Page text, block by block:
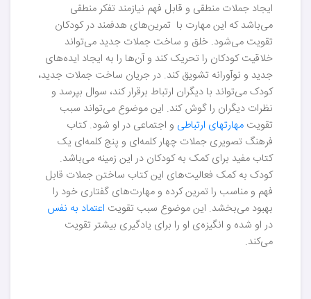
ایجاد جملات منطقی و قابل فهم نیازمند تفکر منطقی
می‌باشد که این مهارت با تمرین‌های هدفمند در کودکان
تقویت می‌شود. خلق و ساخت جملات جدید می‌تواند
خلاقیت کودکان را تحریک کند و آن‌ها را به ایجاد ایده‌های
جدید و نوآورانه تشویق کند. در جریان ساخت جملات جدید،
کودک می‌تواند با دیگران ارتباط برقرار کند، سوال بپرسد و
نظرات دیگران را گوش کند. این موضوع می‌تواند سبب
تقویت مهارتهای ارتباطی و اجتماعی در او شود. کتاب
فرهنگ تصویری جملات چهار کلمه‌ای و پنج کلمه‌ای یک
کتاب مفید برای کمک به کودکان در این زمینه می‌باشد.
کودک به کمک فعالیت‌های این کتاب ساختن جملات قابل
فهم و مناسب را تمرین کرده و مهارت‌های گفتاری خود را
بهبود می‌بخشد. این موضوع سبب تقویت اعتماد به نفس
در او شده و انگیزه‌ی او را برای یادگیری بیشتر تقویت
می‌کند.